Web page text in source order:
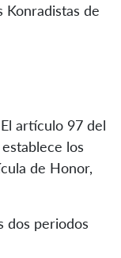
Konradistas de
artículo 97 del
los
de Honor,
dos periodos